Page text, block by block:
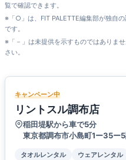
覧で確認できます。
※「○」は、FIT PALETTE編集部が独自
です。
※「－」は未提供を示すものではありま
さい。
キャンペーン中
リントスル調布店
稲田堤駅から車で5分
東京都調布市小島町1ー35ー
タオルレンタル ウェアレンタル